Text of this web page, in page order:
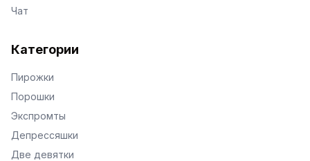
Чат
Категории
Пирожки
Порошки
Экспромты
Депрессяшки
Две девятки